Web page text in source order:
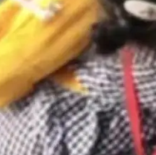
研发生产力
Testin XAge
产品。对CI
正在从效率
面对的新
多了两项：
地从PoC走
AI应用...
的东西不新
是和类型
：这不是类
维方式。 文
的深色主题
表示——bool
认模式、浅
意义的组
了。要知道
Clou
O
这是又一
大厂都在
在 Twitte
了 Cloudfla
，跟其他所
的分
最新开源项
Cloudflare